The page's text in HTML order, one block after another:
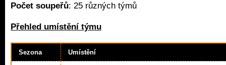
Počet soupeřů: 25 různých týmů
Přehled umístění týmu
Sezona Umístění